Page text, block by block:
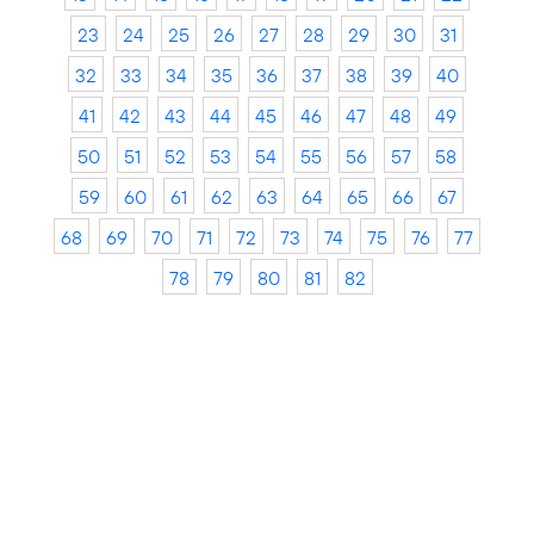
23
24 25 26 27 28 29 30
31
32
33 34 35 36 37 38 39
40
41
42 43 44 45 46 47 48
49
50
51 52 53 54 55 56 57
58
59
60 61 62 63 64 65 66
67
68
69 70 71 72 73 74 75 76
77
78
79 80 81 82